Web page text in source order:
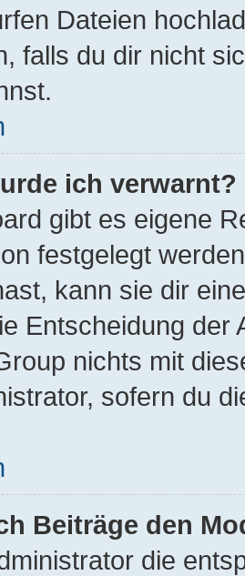
Dateien
falls du dir nicht
ich verwarnt?
gibt es eigene
festgelegt
kann sie dir
Entscheidung der
nichts mit
sofern du
Beiträge den
die